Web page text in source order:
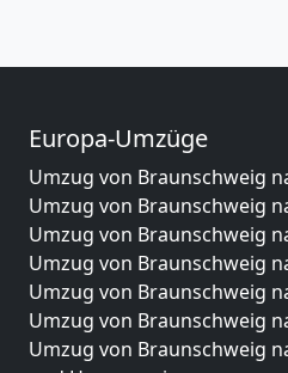
Europa-Umzüge
Umzug von Braunschweig
Umzug von Braunschweig
Umzug von Braunschweig
Umzug von Braunschweig
Umzug von Braunschweig
Umzug von Braunschweig
Umzug von Braunschweig